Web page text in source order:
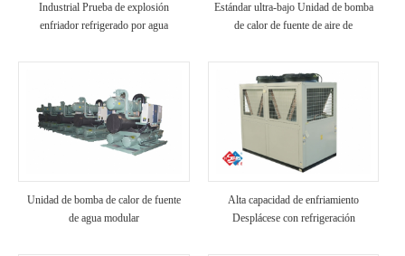
Industrial Prueba de explosión
enfriador refrigerado por agua
Estándar ultra-bajo Unidad de bomba
de calor de fuente de aire de
Unidad de bomba de calor de fuente
de agua modular
Alta capacidad de enfriamiento
Desplácese con refrigeración